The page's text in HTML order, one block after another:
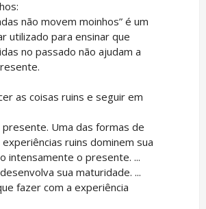
não movem moinhos” é um
utilizado para ensinar que
no passado não ajudam a
as coisas ruins e seguir em
Uma das formas de
ruins dominem sua
intensamente o presente. ...
sua maturidade. ...
fazer com a experiência